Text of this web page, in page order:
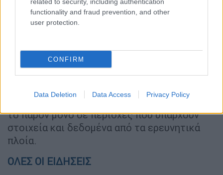
functionality and fraud prevention, and other
user protection.
CONFIRM
Data Deletion Data Access Privacy Policy
Λίβανο και Ισραήλ.
Γεωτρήσεις
Ο Τούρκος ΥΠΕΞ είπε ότι συνεχίζουν τις
γεωτρήσεις στην ανατολική Μεσόγειο, αλλά
σε εκείνους που ρωτούν γιατί δεν πηγαίνουν
σε περιοχές πιο κοντά στην Κύπρο,
απάντησε ότι οι γεωτρήσεις γίνονται προς
το παρόν μόνο σε περιοχές που υπάρχουν
στοιχεία και δεδομένα από τα ερευνητικά
πλοία.
ΟΛΕΣ ΟΙ ΕΙΔΗΣΕΙΣ